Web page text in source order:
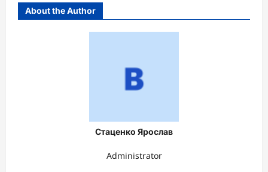
About the Author
Стаценко Ярослав
Administrator